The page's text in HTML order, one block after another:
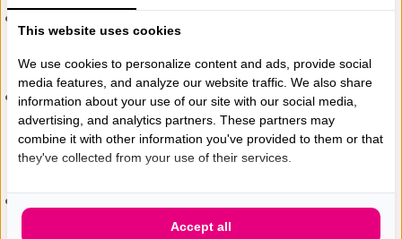
melkklieren.
Hormoongevoelige borstkanker: Een groot deel van de
borstkanker is hormoongevoelig, wat betekent dat de
groei afhankelijk is van hormonen zoals oestrogeen en
gekenmerkt door een overexpressie van het HER2-gen,
This website uses cookies
We use cookies to personalize content and ads, provide social
media features, and analyze our website traffic. We also share
information about your use of our site with our social media,
advertising, and analytics partners. These partners may
combine it with other information you've provided to them or that
they've collected from your use of their services.
Accept all